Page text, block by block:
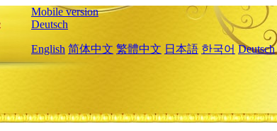
Mobile version
Deutsch
English 简体中文 繁體中文 日本語 한국어 Deutsch